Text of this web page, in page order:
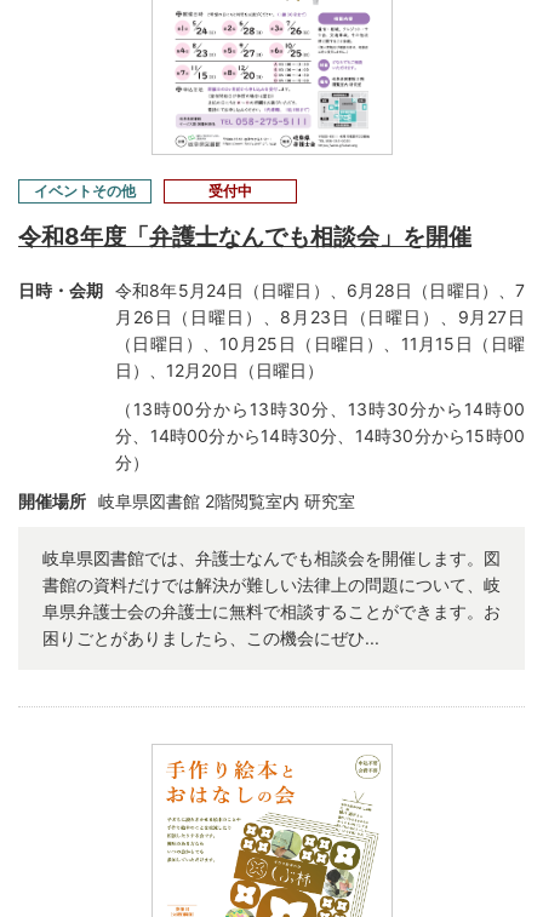
イベントその他 受付中
令和8年度「弁護士なんでも相談会」を開催
日時・会期 令和8年5月24日（日曜日）、6月28日（日曜日）、7
月26日（日曜日）、8月23日（日曜日）、9月27日
（日曜日）、10月25日（日曜日）、11月15日（日曜
日）、12月20日（日曜日）
（13時00分から13時30分、13時30分から14時00
分、14時00分から14時30分、14時30分から15時00
分）
開催場所 岐阜県図書館 2階閲覧室内 研究室
岐阜県図書館では、弁護士なんでも相談会を開催します。図
書館の資料だけでは解決が難しい法律上の問題について、岐
阜県弁護士会の弁護士に無料で相談することができます。お
困りごとがありましたら、この機会にぜひ...